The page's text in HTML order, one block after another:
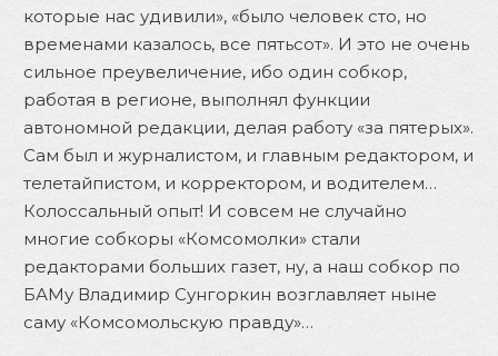
которые нас удивили», «было человек сто, но
временами казалось, все пятьсот». И это не очень
сильное преувеличение, ибо один собкор,
работая в регионе, выполнял функции
автономной редакции, делая работу «за пятерых».
Сам был и журналистом, и главным редактором, и
телетайпистом, и корректором, и водителем…
Колоссальный опыт! И совсем не случайно
многие собкоры «Комсомолки» стали
редакторами больших газет, ну, а наш собкор по
БАМу Владимир Сунгоркин возглавляет ныне
саму «Комсомольскую правду»…